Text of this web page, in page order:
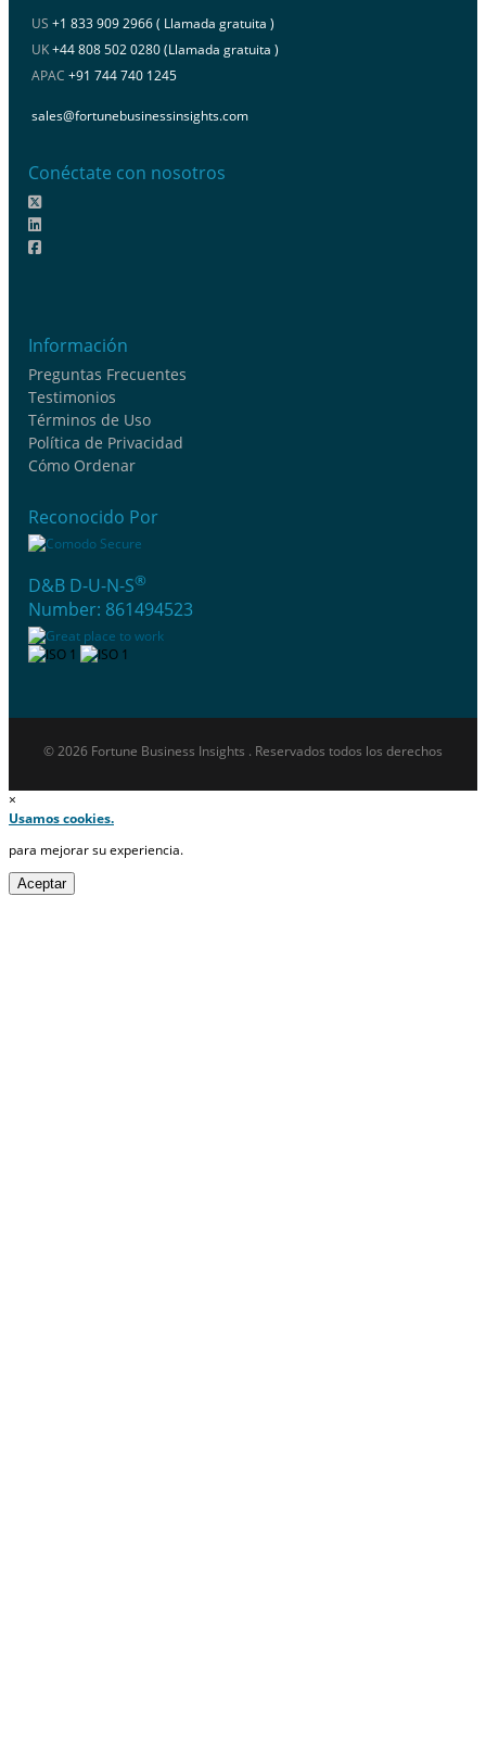
US +1 833 909 2966 ( Llamada gratuita )
UK+44 808 502 0280 (Llamada gratuita )
APAC +91 744 740 1245
sales@fortunebusinessinsights.com
Conéctate con nosotros
Información
Preguntas Frecuentes
Testimonios
Términos de Uso
Política de Privacidad
Cómo Ordenar
Reconocido Por
D&B D-U-N-S®
Number: 861494523
© 2026 Fortune Business Insights . Reservados todos los derechos
×
Usamos cookies.
para mejorar su experiencia.
Aceptar